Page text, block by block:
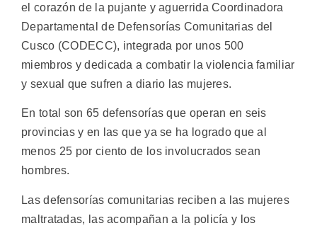
el corazón de la pujante y aguerrida Coordinadora
Departamental de Defensorías Comunitarias del
Cusco (CODECC), integrada por unos 500
miembros y dedicada a combatir la violencia familiar
y sexual que sufren a diario las mujeres.
En total son 65 defensorías que operan en seis
provincias y en las que ya se ha logrado que al
menos 25 por ciento de los involucrados sean
hombres.
Las defensorías comunitarias reciben a las mujeres
maltratadas, las acompañan a la policía y los